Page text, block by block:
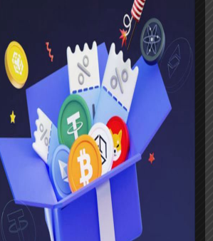
اکتبر 7, 2025
رویداد ویژه
تووبیت تا 140
درصد بازپرداخت
واریز
رویداد ویژه تووبیت تا 140
درصد بازپرداخت واریز آکادمی
Toobit ایران. پلتفرم معاملاتی
Toobit با برگزاری یک رویداد
هیجان‌ انگیز، فرصتی طلایی